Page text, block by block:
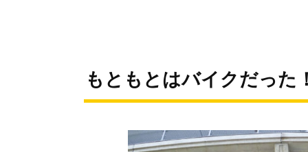
もともとはバイクだった